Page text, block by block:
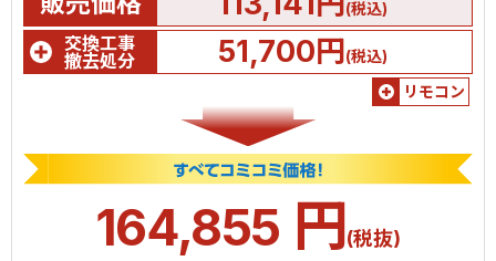
(税込)
交換工事
撤去処分
51,700円(税込)
リモコン
164,855 円(税抜)